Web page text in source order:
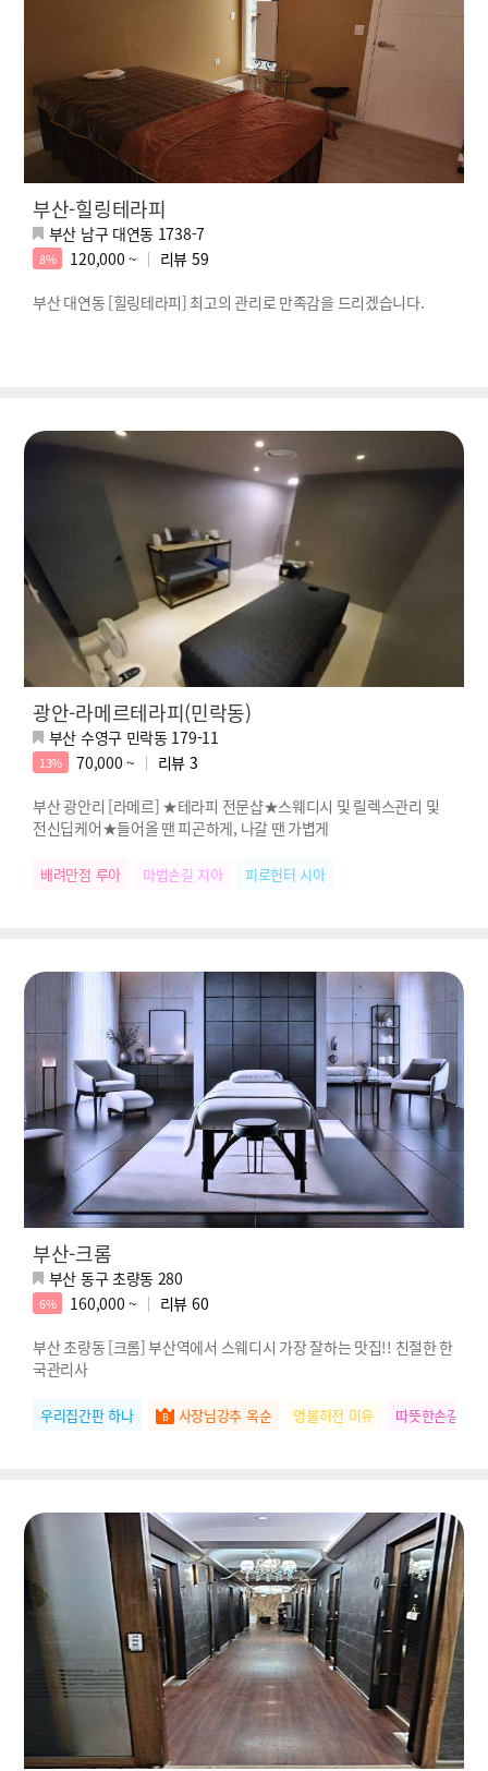
부산-힐링테라피
부산 남구 대연동 1738-7
8% 120,000 ~ 리뷰 59
부산 대연동 [힐링테라피] 최고의 관리로 만족감을 드리겠습니다.
광안-라메르테라피(민락동)
부산 수영구 민락동 179-11
13% 70,000 ~ 리뷰 3
부산 광안리 [라메르] ★테라피 전문샵★스웨디시 및 릴렉스관리 및
전신딥케어★들어올 땐 피곤하게, 나갈 땐 가볍게
배려만점 루아 마법손길 지아 피로헌터 시아
부산-크롬
부산 동구 초량동 280
6% 160,000 ~ 리뷰 60
부산 초량동 [크롬] 부산역에서 스웨디시 가장 잘하는 맛집!! 친절한 한
국관리사
우리집간판 하나 사장님강추 옥순 명불허전 미유 따뜻한손길 린